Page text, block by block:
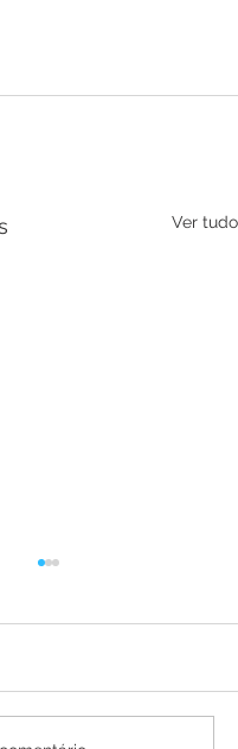
Ver tudo